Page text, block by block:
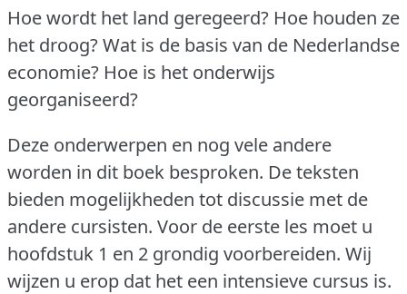
Hoe wordt het land geregeerd? Hoe houden ze
het droog?Wat is de basis van de Nederlandse
economie? Hoe is het onderwijs
georganiseerd?
Deze onderwerpen en nog vele andere
worden in dit boek besproken. De teksten
bieden mogelijkheden tot discussie met de
andere cursisten. Voor de eerste les moet u
hoofdstuk 1 en 2 grondig voorbereiden. Wij
wijzen u erop dat het een intensieve cursus is.